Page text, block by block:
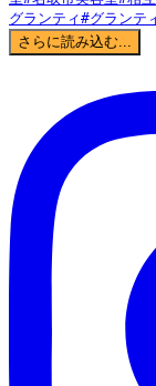
さらに読み込む...